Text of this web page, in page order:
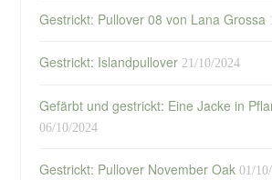
Gestrickt: Pullover 08 von Lana Grossa
Gestrickt: Islandpullover 21/10/2024
Gefärbt und gestrickt: Eine Jacke in
06/10/2024
Gestrickt: Pullover November Oak 01/